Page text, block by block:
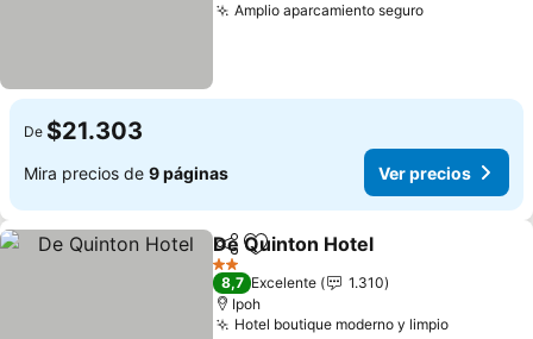
Amplio aparcamiento seguro
De $21.303
Mira precios de 9 páginas Ver precios
CompartirAgregar a favoritos
De Quinton Hotel
2 Estrellas
8,7 Excelente
1.310
Ipoh
Hotel boutique moderno y limpio